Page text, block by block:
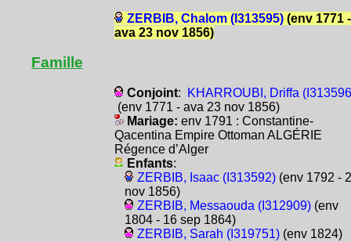
ZERBIB, Chalom (I313595)(env 1771 -
ava 23 nov 1856)
Famille
Conjoint:
KHARROUBI, Driffa
(env 1771 - ava 23 nov 1856)
Mariage: env 1791 : Constantine-
Qacentina Empire Ottoman ALGÉRIE
Régence d’Alger
Enfants:
ZERBIB, Isaac (I313592)(env 1792 -
nov 1856)
ZERBIB, Messaouda (I312909)(env
1804 - 16 sep 1864)
ZERBIB, Sarah (I319751)(env 1824)